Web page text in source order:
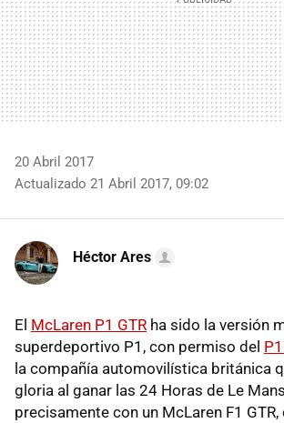
20 Abril 2017
Actualizado 21 Abril 2017, 09:02
Héctor Ares
El McLaren P1 GTR ha sido la versión
superdeportivo P1, con permiso del
la compañía automovilística británica
gloria al ganar las 24 Horas de Le
precisamente con un McLaren F1